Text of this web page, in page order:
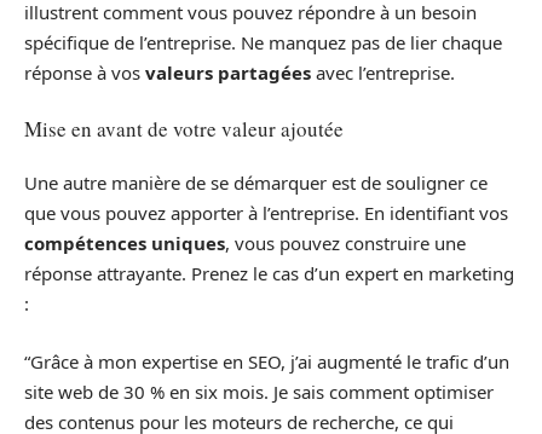
illustrent comment vous pouvez répondre à un besoin
spécifique de l’entreprise. Ne manquez pas de lier chaque
réponse à vos valeurs partagées avec l’entreprise.
Mise en avant de votre valeur ajoutée
Une autre manière de se démarquer est de souligner ce
que vous pouvez apporter à l’entreprise. En identifiant vos
compétences uniques, vous pouvez construire une
réponse attrayante. Prenez le cas d’un expert en marketing
:
“Grâce à mon expertise en SEO, j’ai augmenté le trafic d’un
site web de 30 % en six mois. Je sais comment optimiser
des contenus pour les moteurs de recherche, ce qui